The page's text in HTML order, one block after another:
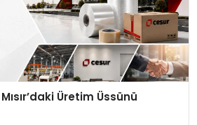
Üretim Üssünü